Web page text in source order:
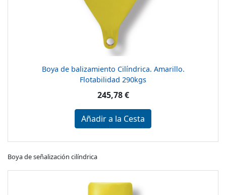
Boya de balizamiento Cilíndrica. Amarillo.
Flotabilidad 290kgs
245,78 €
Añadir a la Cesta
Boya de señalización cilíndrica